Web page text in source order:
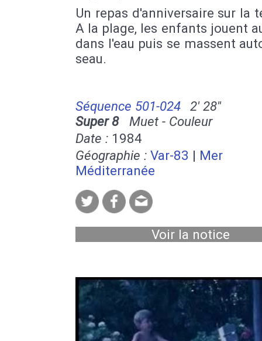
Un repas d'anniversaire sur la
A la plage, les enfants jouent
dans l'eau puis se massent
seau.
Séquence 501-024
2' 28''
Super 8Muet - Couleur
Date : 1984
Géographie : Var-83 | Mer
Méditerranée
Voir la notice